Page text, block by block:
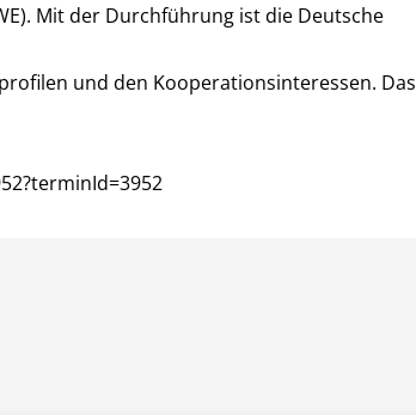
Mit der Durchführung ist die Deutsche
und den Kooperationsinteressen. Das